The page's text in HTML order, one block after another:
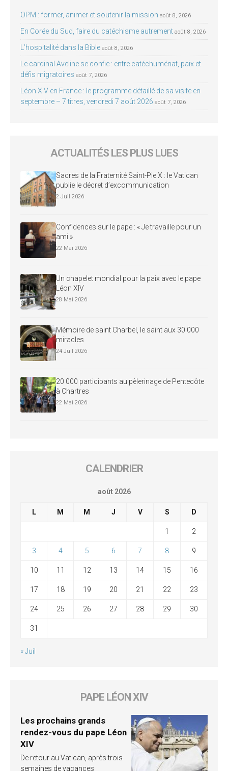
OPM : former, animer et soutenir la mission août 8, 2026
En Corée du Sud, faire du catéchisme autrement août 8, 2026
L’hospitalité dans la Bible août 8, 2026
Le cardinal Aveline se confie : entre catéchuménat, paix et
défis migratoires août 7, 2026
Léon XIV en France : le programme détaillé de sa visite en
septembre – 7 titres, vendredi 7 août 2026 août 7, 2026
ACTUALITÉS LES PLUS LUES
Sacres de la Fraternité Saint-Pie X : le Vatican
publie le décret d’excommunication
2 Juil 2026
Confidences sur le pape : « Je travaille pour un
ami »
22 Mai 2026
Un chapelet mondial pour la paix avec le pape
Léon XIV
28 Mai 2026
Mémoire de saint Charbel, le saint aux 30 000
miracles
24 Juil 2026
20 000 participants au pèlerinage de Pentecôte
à Chartres
22 Mai 2026
CALENDRIER
août 2026
L M M J V S D
1 2
3 4 5 6 7 8 9
10 11 12 13 14 15 16
17 18 19 20 21 22 23
24 25 26 27 28 29 30
31
« Juil
PAPE LÉON XIV
Les prochains grands
rendez-vous du pape Léon
XIV
De retour au Vatican, après trois
semaines de vacances